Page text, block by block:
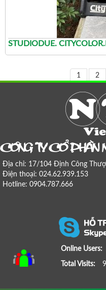
STUDIODUE.
1 2
COÂNG TY COÅ PHAÀN
Địa chỉ: 17/104 Định Công
Điện thoại: 024.62.939.153
Hotline: 0904.787.666
Online Users:
Total Visits: